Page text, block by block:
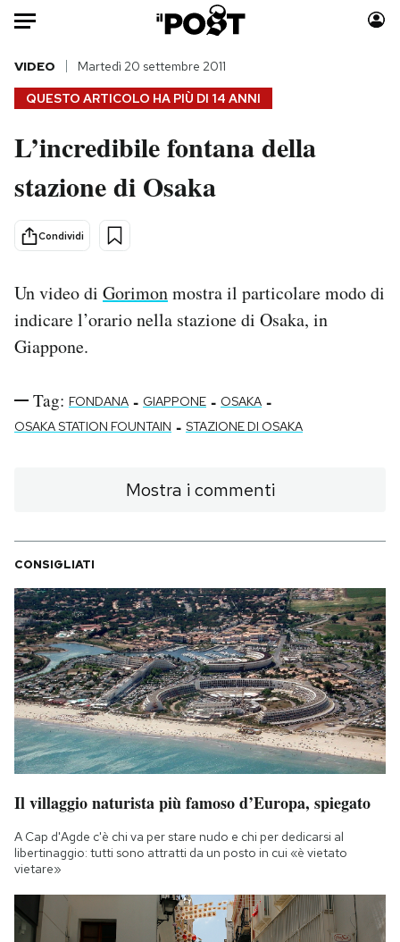
Auto
HOME
Italia
Politica
Tecnologia
Internet
Cultura
Economia
Sport
Moda
Europa
Altrecose
PODCAST
NEWSLETTER
SHOP
CALENDARIO
AREA PERSONALE
Area Personale
Notifiche mobile
Regala il Post
Hai bisogno di aiuto?
QUESTO ARTICOLO HA PIÙ DI 14 ANNI
VIDEO Martedì 20 settembre 2011
L’incredibile fontana della
stazione di Osaka
Condividi
Un video di Gorimonmostra il particolare modo di
indicare l’orario nella stazione di Osaka, in
Giappone.
Tag: FONDANA - GIAPPONE - OSAKA -
OSAKA STATION FOUNTAIN - STAZIONE DI OSAKA
Mostra i commenti
CONSIGLIATI
Il villaggio naturista più famoso d’Europa, spiegato
A Cap d'Agde c'è chi va per stare nudo e chi per dedicarsi al
libertinaggio: tutti sono attratti da un posto in cui «è vietato
vietare»